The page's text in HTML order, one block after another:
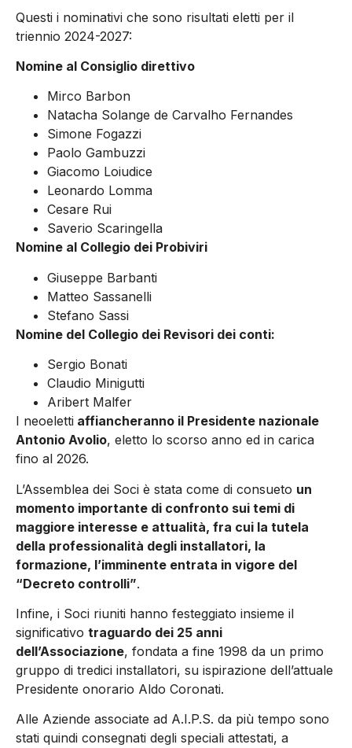
Questi i nominativi che sono risultati eletti per il
triennio 2024-2027:
Nomine al Consiglio direttivo
Mirco Barbon
Natacha Solange de Carvalho Fernandes
Simone Fogazzi
Paolo Gambuzzi
Giacomo Loiudice
Leonardo Lomma
Cesare Rui
Saverio Scaringella
Nomine al Collegio dei Probiviri
Giuseppe Barbanti
Matteo Sassanelli
Stefano Sassi
Nomine del Collegio dei Revisori dei conti:
Sergio Bonati
Claudio Minigutti
Aribert Malfer
I neoeletti affiancheranno il Presidente nazionale
Antonio Avolio, eletto lo scorso anno ed in carica
fino al 2026.
L’Assemblea dei Soci è stata come di consueto un
momento importante di confronto sui temi di
maggiore interesse e attualità, fra cui la tutela
della professionalità degli installatori, la
formazione, l’imminente entrata in vigore del
“Decreto controlli”.
Infine, i Soci riuniti hanno festeggiato insieme il
significativo traguardo dei 25 anni
dell’Associazione, fondata a fine 1998 da un primo
gruppo di tredici installatori, su ispirazione dell’attuale
Presidente onorario Aldo Coronati.
Alle Aziende associate ad A.I.P.S. da più tempo sono
stati quindi consegnati degli speciali attestati, a